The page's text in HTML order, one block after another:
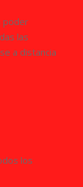
poder
las
a distancia
los